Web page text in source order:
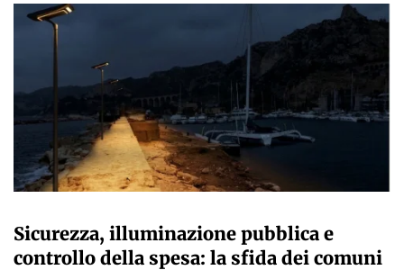
Sicurezza, illuminazione pubblica e
controllo della spesa: la sfida dei comuni